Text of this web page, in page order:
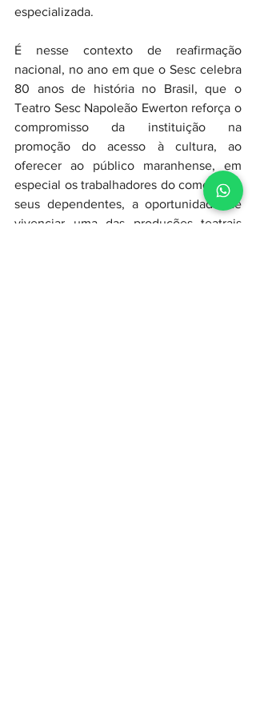
especializada.
É nesse contexto de reafirmação
nacional, no ano em que o Sesc celebra
80 anos de história no Brasil, que o
Teatro Sesc Napoleão Ewerton reforça o
compromisso da instituição na
promoção do acesso à cultura, ao
oferecer ao público maranhense, em
especial os trabalhadores do comércio e
seus dependentes, a oportunidade de
vivenciar uma das produções teatrais